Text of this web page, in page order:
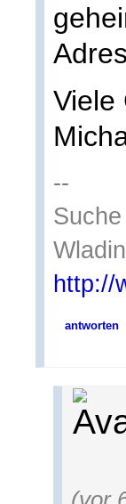
Viele
--
Wladin
http://
antworten